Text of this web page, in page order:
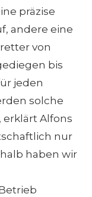
präzise
andere eine
von
bis
jeden
solche
erklärt Alfons
nur
haben wir